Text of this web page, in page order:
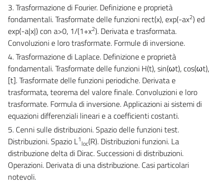
3. Trasformazione di Fourier. Definizione e proprietà
fondamentali. Trasformate delle funzioni rect(x), exp(-ax2) ed
exp(-a|x|) con a>0, 1/(1+x2). Derivata e trasformata.
Convoluzioni e loro trasformate. Formule di inversione.
4. Trasformazione di Laplace. Definizione e proprietà
fondamentali. Trasformate delle funzioni H(t), sin(ωt), cos(ωt),
[t]. Trasformate delle funzioni periodiche. Derivata e
trasformata, teorema del valore finale. Convoluzioni e loro
trasformate. Formula di inversione. Applicazioni ai sistemi di
equazioni differenziali lineari e a coefficienti costanti.
5. Cenni sulle distribuzioni. Spazio delle funzioni test.
Distribuzioni. Spazio L1loc(R). Distribuzioni funzioni. La
distribuzione delta di Dirac. Successioni di distribuzioni.
Operazioni. Derivata di una distribuzione. Casi particolari
notevoli.